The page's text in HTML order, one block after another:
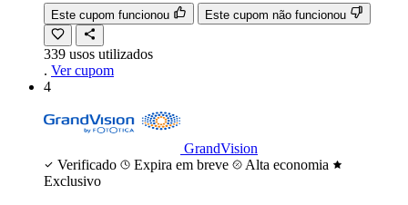
Este cupom funcionou Este cupom não funcionou
339 usos utilizados
. Ver cupom
4
GrandVision
Verificado
Expira em breve
Alta economia
Exclusivo